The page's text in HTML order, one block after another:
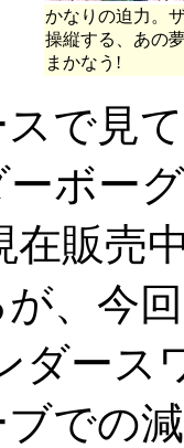
かなりの迫力。
操縦する、あの
まかなう!
で見
ボー
在販売
、今
ダー
での